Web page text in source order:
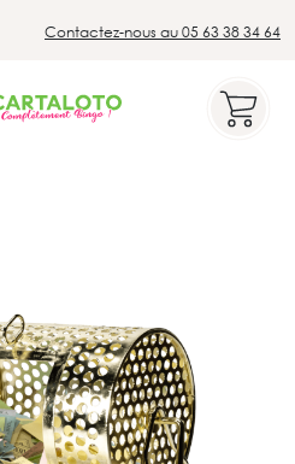
Contactez-nous au 05 63 38 34 64